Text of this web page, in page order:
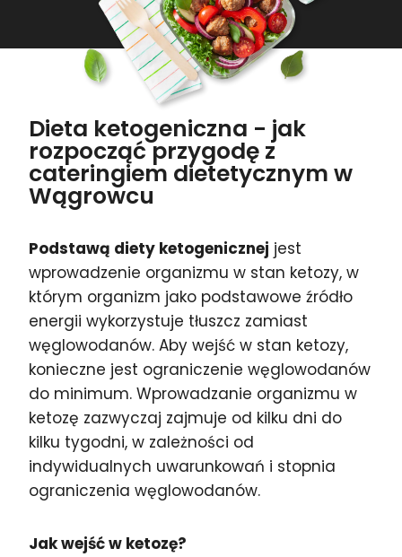
Dieta ketogeniczna - jak
rozpocząć przygodę z
cateringiem dietetycznym w
Wągrowcu
Podstawą diety ketogenicznej jest
wprowadzenie organizmu w stan ketozy, w
którym organizm jako podstawowe źródło
energii wykorzystuje tłuszcz zamiast
węglowodanów. Aby wejść w stan ketozy,
konieczne jest ograniczenie węglowodanów
do minimum. Wprowadzanie organizmu w
ketozę zazwyczaj zajmuje od kilku dni do
kilku tygodni, w zależności od
indywidualnych uwarunkowań i stopnia
ograniczenia węglowodanów.
Jak wejść w ketozę?